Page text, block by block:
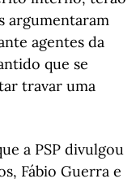
argumentaram
agentes da
que se
travar uma
a PSP divulgou
Fábio Guerra e